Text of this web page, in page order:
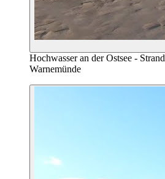
Hochwasser an der Ostsee -
Warnemünde